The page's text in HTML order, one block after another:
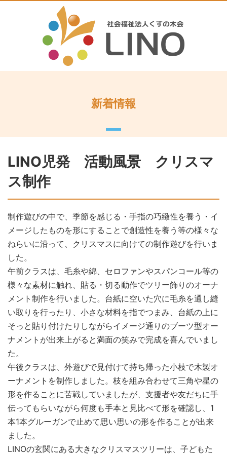
新着情報
LINO児発 活動風景 クリスマ
ス制作
制作遊びの中で、季節を感じる・手指の巧緻性を養う・イ
メージしたものを形にすることで創造性を養う等の様々な
ねらいに沿って、クリスマスに向けての制作遊びを行いま
した。
午前クラスは、毛糸や綿、セロファンやスパンコール等の
様々な素材に触れ、貼る・切る動作でツリー飾りのオーナ
メント制作を行いました。台紙に空いた穴に毛糸を通し縫
い取りを行ったり、小さな材料を指でつまみ、台紙の上に
そっと貼り付けたりしながらイメージ通りのブーツ型オー
ナメントが出来上がると満面の笑みで完成を喜んでいまし
た。
午後クラスは、外遊びで見付けて持ち帰った小枝で木製オ
ーナメントを制作しました。枝を組み合わせて三角や星の
形を作ることに苦戦していましたが、支援者や友だちに手
伝ってもらいながら何度も手本と見比べて形を確認し、1
本1本グルーガンで止めて思い思いの形を作ることが出来
ました。
LINOの玄関にある大きなクリスマスツリーは、子どもた